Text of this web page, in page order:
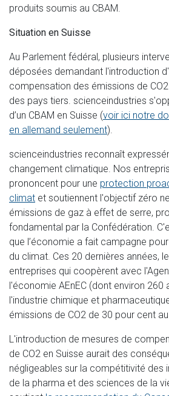
produits soumis au CBAM.
Situation en Suisse
Au Parlement fédéral, plusieurs
déposées demandant l'introduction
compensation des émissions de
des pays tiers. scienceindustries
d’un CBAM en Suisse (voir ici notre
en allemand seulement).
scienceindustries reconnaît
changement climatique. Nos
prononcent pour une protection
climat et soutiennent l'objectif zéro
émissions de gaz à effet de serre,
fondamental par la Confédération.
que l’économie a fait campagne
du climat. Ces 20 dernières années,
entreprises qui coopèrent avec
l'économie AEnEC (dont environ 260
l'industrie chimique et
émissions de CO2 de 30 pour cent
L'introduction de mesures de
de CO2 en Suisse aurait des
négligeables sur la compétitivité des
de la pharma et des sciences de la